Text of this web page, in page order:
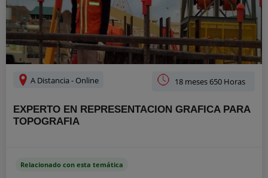
A Distancia - Online 18 meses 650 Horas
EXPERTO EN REPRESENTACION GRAFICA PARA
TOPOGRAFIA
Relacionado con esta temática